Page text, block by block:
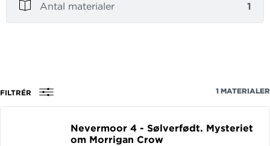
Antal materialer 1
FILTRÉR 1 MATERIALER
Nevermoor 4 - Sølverfødt. Mysteriet
om Morrigan Crow